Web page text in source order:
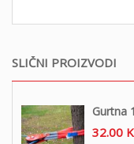
SLIČNI PROIZVODI
Gurtna
32.00